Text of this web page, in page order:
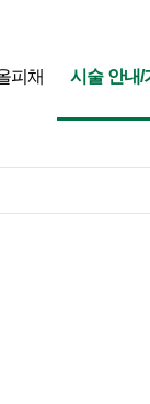
피채 시술 안내/